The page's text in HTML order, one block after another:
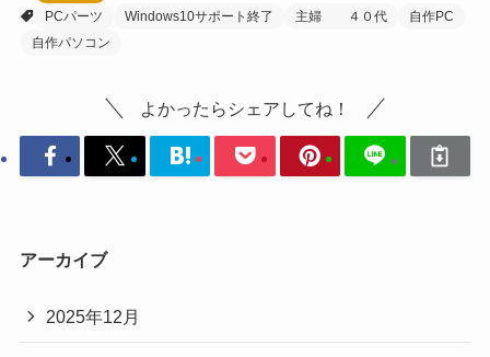
PCパーツ
Windows10サポート終了 主婦 ４０代
自作PC
自作パソコン
よかったらシェアしてね！
アーカイブ
2025年12月